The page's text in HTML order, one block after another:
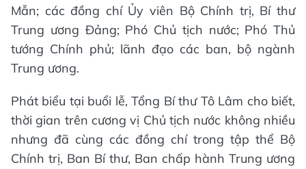
Mẫn; các đồng chí Ủy viên Bộ Chính trị, Bí thư
Trung ương Đảng; Phó Chủ tịch nước; Phó Thủ
tướng Chính phủ; lãnh đạo các ban, bộ ngành
Trung ương.
Phát biểu tại buổi lễ, Tổng Bí thư Tô Lâm cho biết,
thời gian trên cương vị Chủ tịch nước không nhiều
nhưng đã cùng các đồng chí trong tập thể Bộ
Chính trị, Ban Bí thư, Ban chấp hành Trung ương